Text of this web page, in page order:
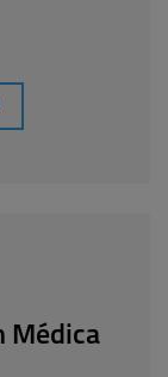
Médica